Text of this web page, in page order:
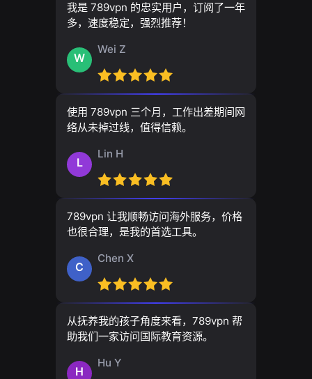
我是 789vpn 的忠实用户，订阅了一年
多，速度稳定，强烈推荐！
W
Wei Z
使用 789vpn 三个月，工作出差期间网
络从未掉过线，值得信赖。
L
Lin H
789vpn 让我顺畅访问海外服务，价格
也很合理，是我的首选工具。
C
Chen X
从抚养我的孩子角度来看，789vpn 帮
助我们一家访问国际教育资源。
H
Hu Y